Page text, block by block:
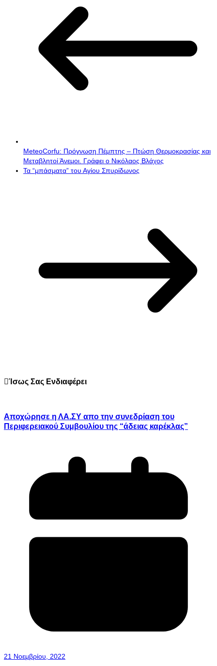
MeteoCorfu: Πρόγνωση Πέμπτης – Πτώση Θερμοκρασίας και
Μεταβλητοί Άνεμοι. Γράφει ο Νικόλαος Βλάχος
Τα “μπάσματα” του Αγίου Σπυρίδωνος
Ίσως Σας Ενδιαφέρει
Αποχώρησε η ΛΑ.ΣΥ απο την συνεδρίαση του
Περιφερειακού Συμβουλίου της “άδειας καρέκλας”
21 Νοεμβρίου, 2022